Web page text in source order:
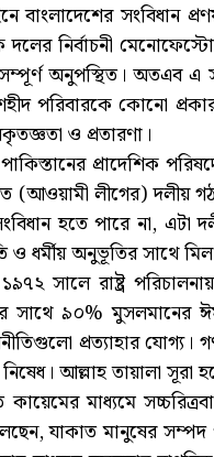
সংবিধান
নির্বাচনী
অনুপস্থিত। অতএব এ
পরিবারকে কোনো
ও প্রতারণা।
প্রাদেশিক
(আওয়ামী লীগের) দলীয়
হতে পারে না, এটা
ও ধর্মীয় অনুভূতির সাথে
সালে রাষ্ট্র
সাথে ৯০% মুসলমানের
প্রত্যাহার
আল্লাহ তায়ালা সূরা
কায়েমের মাধ্যমে
যাকাত মানুষের